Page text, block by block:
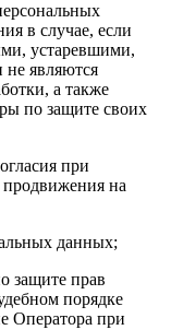
в случае, если
устаревшими,
являются
а также
по защите своих
при
продвижения на
данных;
защите прав
порядке
Оператора при